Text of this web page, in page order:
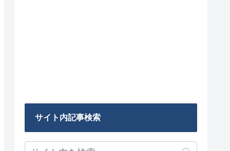
サイト内記事検索